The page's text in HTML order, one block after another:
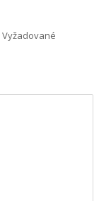
Vyžadované